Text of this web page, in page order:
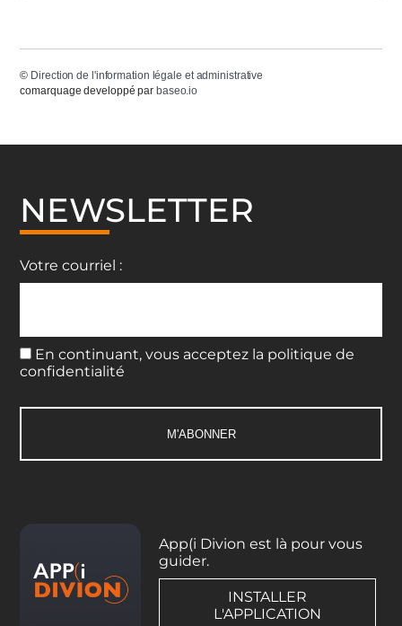
© Direction de l'information légale et administrative
comarquage developpé par baseo.io
NEWSLETTER
Votre courriel :
En continuant, vous acceptez la politique de
confidentialité
App(i Divion est là pour vous
guider.
INSTALLER
L'APPLICATION